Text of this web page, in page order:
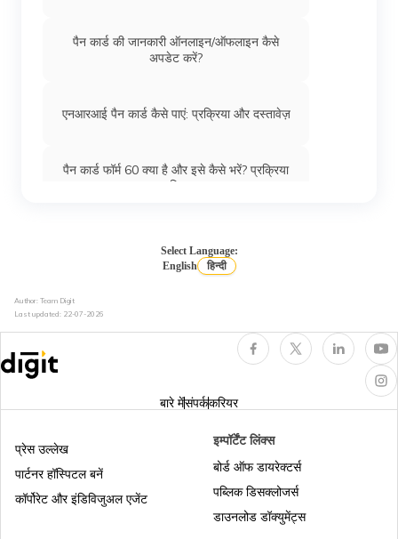
पैन कार्ड की जानकारी ऑनलाइन/ऑफलाइन कैसे
अपडेट करें?
एनआरआई पैन कार्ड कैसे पाएं: प्रक्रिया और दस्तावेज़
पैन कार्ड फॉर्म 60 क्या है और इसे कैसे भरें? प्रक्रिया
का विवरण
पैन का क्षेत्राधिकार
पैन कार्ड स्वीकृति संख्या क्या है और इसे कैसे पाएं?
Select Language:
English
हिन्दी
Author: Team Digit
Last updated: 22-07-2026
बारे मेंसंपर्ककरियर
प्रेस उल्लेख
पार्टनर हॉस्पिटल बनें
कॉर्पोरेट और इंडिविजुअल एजेंट
इम्पॉर्टेंट लिंक्स
बोर्ड ऑफ डायरेक्टर्स
पब्लिक डिसक्लोजर्स
डाउनलोड डॉक्युमेंट्स